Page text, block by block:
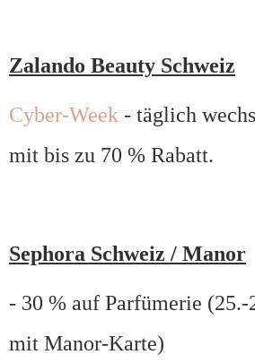
Zalando Beauty Schweiz
Cyber-Week - täglich
mit bis zu 70 % Rabatt.
Sephora Schweiz / Manor
- 30 % auf Parfümerie (25.-
mit Manor-Karte)